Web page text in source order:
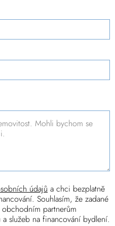
údajů a chci bezplatně
Souhlasím, že zadané
partnerům
služeb na financování bydlení.